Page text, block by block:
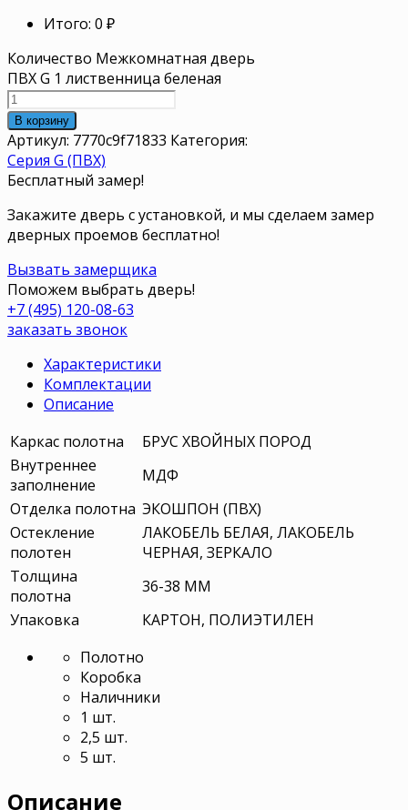
Итого: 0 ₽
Количество Межкомнатная дверь
ПВХ G 1 лиственница беленая
В корзину
Артикул: 7770c9f71833 Категория:
Серия G (ПВХ)
Бесплатный замер!
Закажите дверь с установкой, и мы сделаем замер
дверных проемов бесплатно!
Вызвать замерщика
Поможем выбрать дверь!
+7 (495) 120-08-63
заказать звонок
Характеристики
Комплектации
Описание
Каркас полотна
БРУС ХВОЙНЫХ ПОРОД
Внутреннее
заполнение
МДФ
Отделка полотна ЭКОШПОН (ПВХ)
Остекление
полотен
ЛАКОБЕЛЬ БЕЛАЯ, ЛАКОБЕЛЬ
ЧЕРНАЯ, ЗЕРКАЛО
Толщина
полотна
36-38 ММ
Упаковка
КАРТОН, ПОЛИЭТИЛЕН
Полотно
Коробка
Наличники
1 шт.
2,5 шт.
5 шт.
Описание